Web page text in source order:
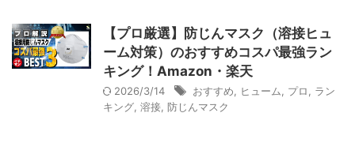
【プロ厳選】防じんマスク（溶接ヒュ
ーム対策）のおすすめコスパ最強ラン
キング！Amazon・楽天
2026/3/14 おすすめ, ヒューム, プロ, ラン
キング, 溶接, 防じんマスク